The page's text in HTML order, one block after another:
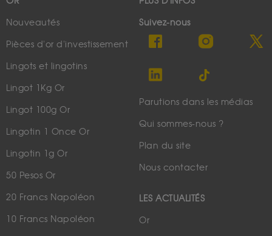
Nouveautés
Pièces d'or d'investissement
Lingots et lingotins
Lingot 1Kg Or
Lingot 100g Or
Lingotin 1 Once Or
Lingotin 1g Or
50 Pesos Or
20 Francs Napoléon
10 Francs Napoléon
Suivez-nous
Parutions dans les médias
Qui sommes-nous ?
Plan du site
Nous contacter
LES ACTUALITÉS
Or